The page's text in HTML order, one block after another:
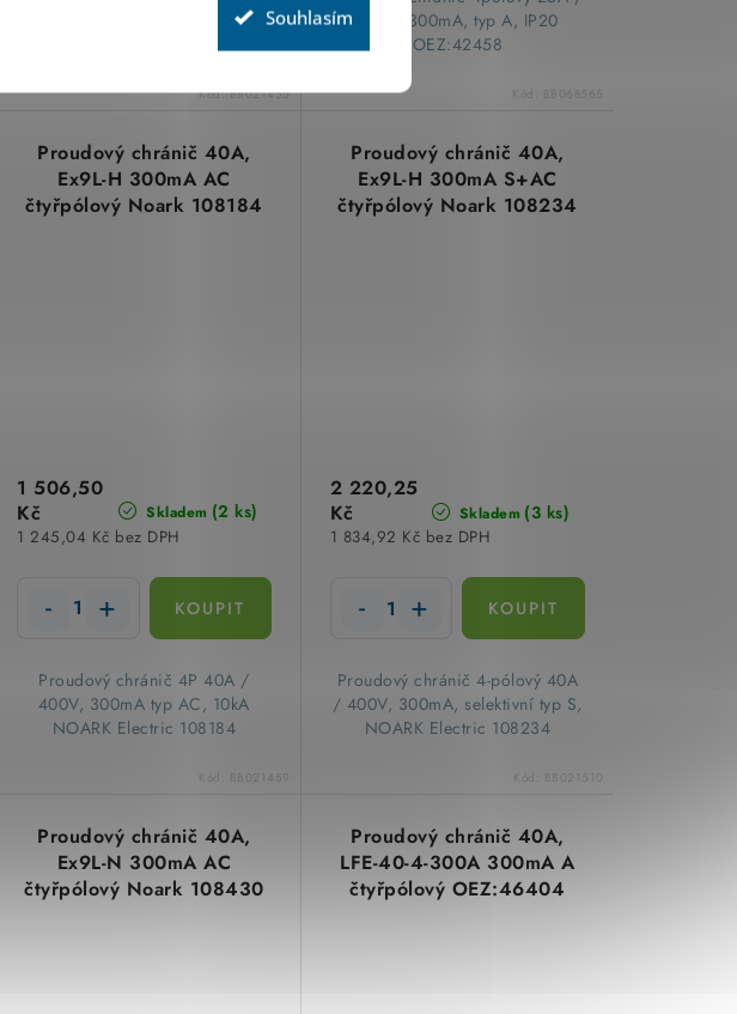
Souhlasím
/ 400V, 300mA, typ AC, IP20
Kód:BB021455
230V, 300mA, typ A, IP20
OEZ:42458
Kód: BB068565
Proudový chránič 40A,
Ex9L-H 300mA AC
čtyřpólový Noark 108184
Skladem (2 ks)
1 245,04 Kč bez DPH
1 506,50
Kč
​Proudový chránič 4P 40A /
400V, 300mA typ AC, 10kA
NOARK Electric 108184
Kód: BB021459
Proudový chránič 40A,
Ex9L-H 300mA S+AC
čtyřpólový Noark 108234
Skladem (3 ks)
1 834,92 Kč bez DPH
2 220,25
Kč
​Proudový chránič 4-pólový 40A
/ 400V, 300mA, selektivní typ S,
NOARK Electric 108234
Kód: BB021510
Proudový chránič 40A,
Ex9L-N 300mA AC
čtyřpólový Noark 108430
Proudový chránič 40A,
LFE-40-4-300A 300mA A
čtyřpólový OEZ:46404